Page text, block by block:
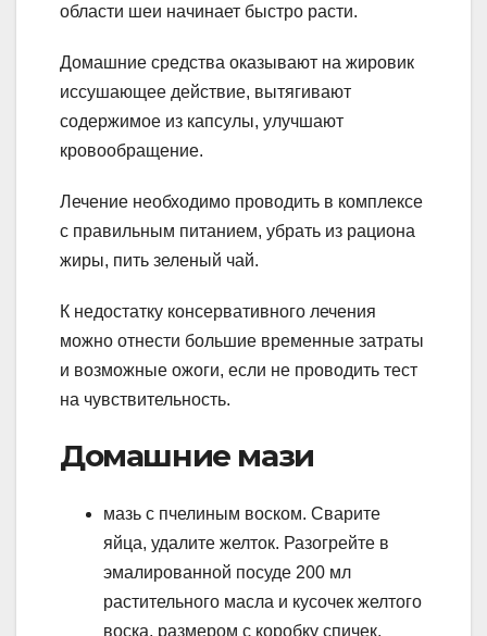
области шеи начинает быстро расти.
Домашние средства оказывают на жировик
иссушающее действие, вытягивают
содержимое из капсулы, улучшают
кровообращение.
Лечение необходимо проводить в комплексе
с правильным питанием, убрать из рациона
жиры, пить зеленый чай.
К недостатку консервативного лечения
можно отнести большие временные затраты
и возможные ожоги, если не проводить тест
на чувствительность.
Домашние мази
мазь с пчелиным воском. Сварите
яйца, удалите желток. Разогрейте в
эмалированной посуде 200 мл
растительного масла и кусочек желтого
воска, размером с коробку спичек.